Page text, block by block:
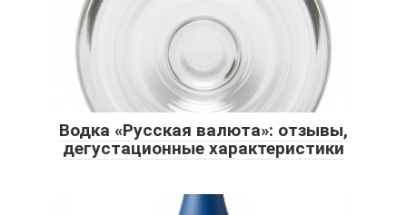
Водка «Русская валюта»: отзывы,
дегустационные характеристики